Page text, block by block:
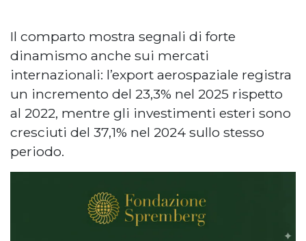
Il comparto mostra segnali di forte
dinamismo anche sui mercati
internazionali: l’export aerospaziale registra
un incremento del 23,3% nel 2025 rispetto
al 2022, mentre gli investimenti esteri sono
cresciuti del 37,1% nel 2024 sullo stesso
periodo.